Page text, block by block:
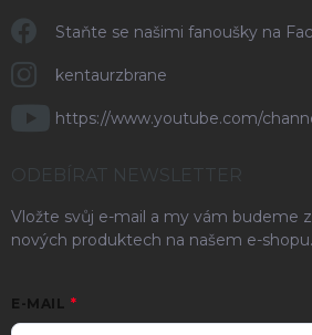
Staňte se našimi fanoušky na
kentaurzbrane
https://www.youtube.com/
ODEBÍRAT NEWSLETTER
Vložte svůj e-mail a my vám budeme
nových produktech na našem e-shopu.
E-MAIL